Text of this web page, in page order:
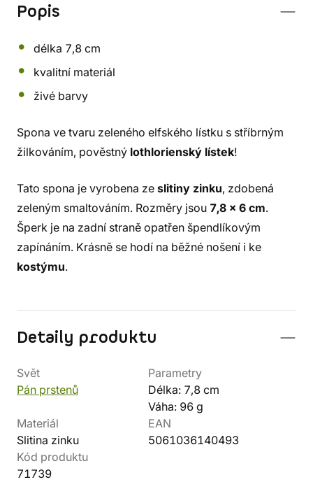
Popis
délka 7,8 cm
kvalitní materiál
živé barvy
Spona ve tvaru zeleného elfského lístku s stříbrným
žilkováním, pověstný lothlorienský lístek!
Tato spona je vyrobena ze slitiny zinku, zdobená
zeleným smaltováním. Rozměry jsou 7,8 x 6 cm.
Šperk je na zadní straně opatřen špendlíkovým
zapínáním. Krásně se hodí na běžné nošení i ke
kostýmu.
Detaily produktu
Svět
Pán prstenů
Parametry
Délka: 7,8 cm
Váha: 96 g
Materiál
Slitina zinku
EAN
5061036140493
Kód produktu
71739